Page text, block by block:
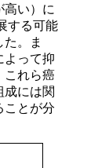
高い）に
する可能
。ま
よって抑
これら癌
成には関
ことが分